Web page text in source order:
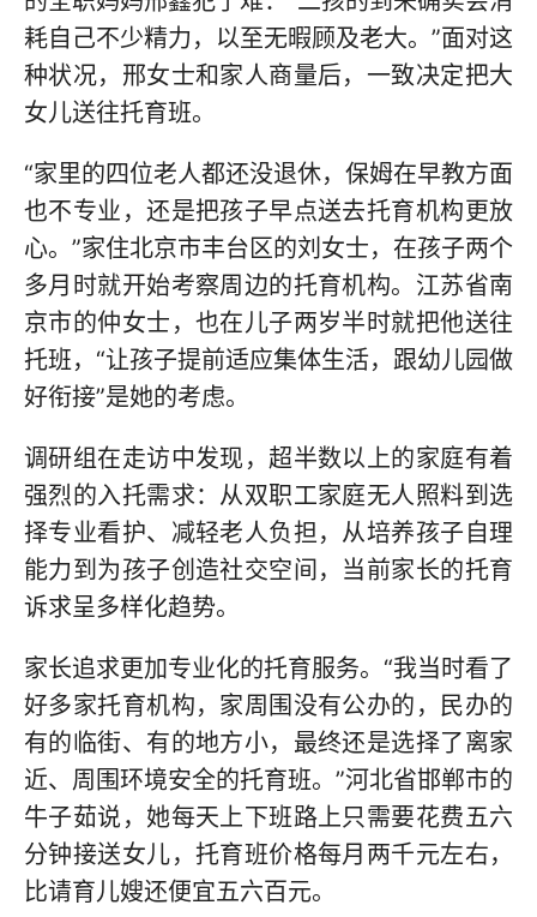
耗自己不少精力，以至无暇顾及老大。”面对这
种状况，邢女士和家人商量后，一致决定把大
女儿送往托育班。
“家里的四位老人都还没退休，保姆在早教方面
也不专业，还是把孩子早点送去托育机构更放
心。”家住北京市丰台区的刘女士，在孩子两个
多月时就开始考察周边的托育机构。江苏省南
京市的仲女士，也在儿子两岁半时就把他送往
托班，“让孩子提前适应集体生活，跟幼儿园做
好衔接”是她的考虑。
调研组在走访中发现，超半数以上的家庭有着
强烈的入托需求：从双职工家庭无人照料到选
择专业看护、减轻老人负担，从培养孩子自理
能力到为孩子创造社交空间，当前家长的托育
诉求呈多样化趋势。
家长追求更加专业化的托育服务。“我当时看了
好多家托育机构，家周围没有公办的，民办的
有的临街、有的地方小，最终还是选择了离家
近、周围环境安全的托育班。”河北省邯郸市的
牛子茹说，她每天上下班路上只需要花费五六
分钟接送女儿，托育班价格每月两千元左右，
比请育儿嫂还便宜五六百元。